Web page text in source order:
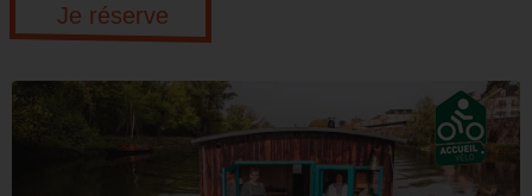
Je réserve